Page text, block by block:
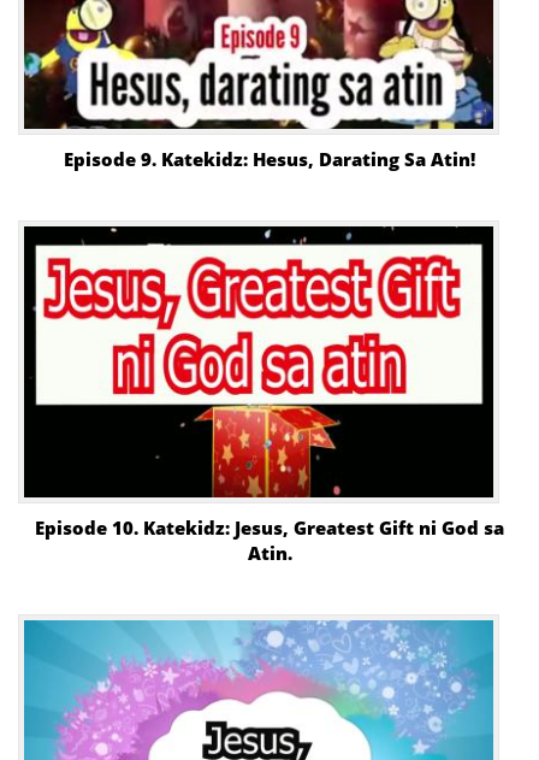
Episode 9. Katekidz: Hesus, Darating Sa Atin!
Episode 10. Katekidz: Jesus, Greatest Gift ni God sa
Atin.